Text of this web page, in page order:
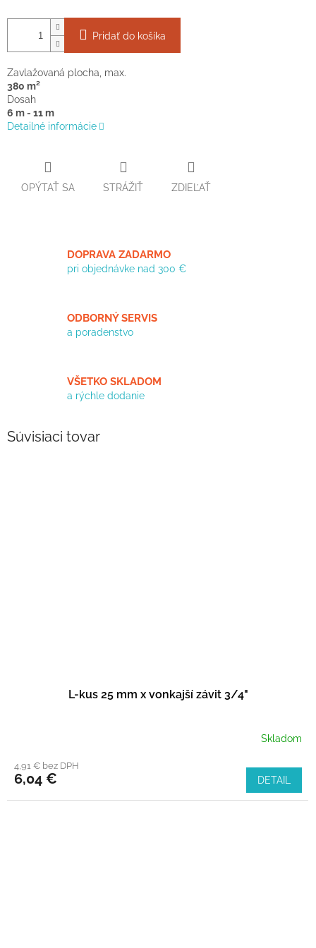
Pridať do košíka
Zavlažovaná plocha, max.
380 m²
Dosah
6 m - 11 m
Detailné informácie
OPÝTAŤ SA STRÁŽIŤ ZDIEĽAŤ
DOPRAVA ZADARMO
pri objednávke nad 300 €
ODBORNÝ SERVIS
a poradenstvo
VŠETKO SKLADOM
a rýchle dodanie
Súvisiaci tovar
L-kus 25 mm x vonkajší závit 3/4"
Skladom
4,91 € bez DPH
6,04 € DETAIL